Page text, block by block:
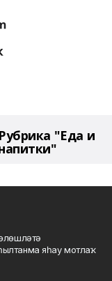
Рубрика "Еда и
яһау мотлаҡ.